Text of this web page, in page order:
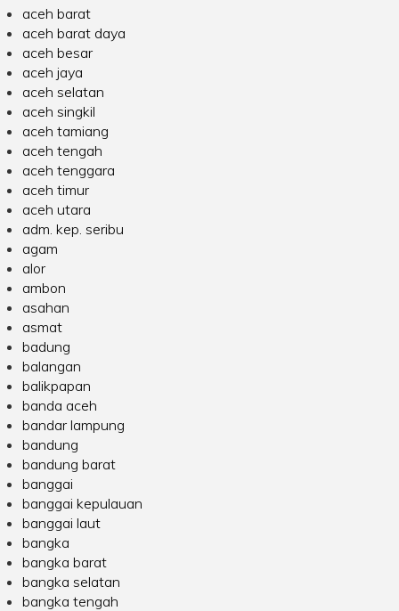
aceh barat
aceh barat daya
aceh besar
aceh jaya
aceh selatan
aceh singkil
aceh tamiang
aceh tengah
aceh tenggara
aceh timur
aceh utara
adm. kep. seribu
agam
alor
ambon
asahan
asmat
badung
balangan
balikpapan
banda aceh
bandar lampung
bandung
bandung barat
banggai
banggai kepulauan
banggai laut
bangka
bangka barat
bangka selatan
bangka tengah